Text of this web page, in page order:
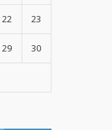
22 23
29 30